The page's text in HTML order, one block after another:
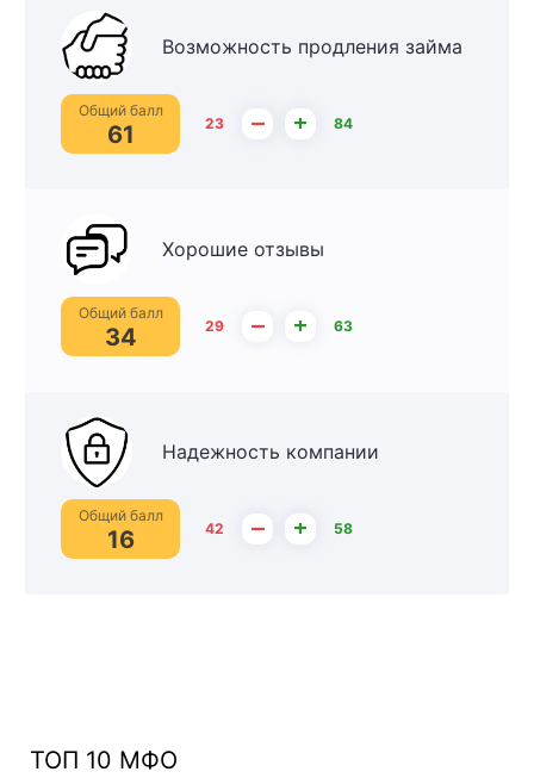
Возможность продления займа
Общий балл
61 23 – + 84
Хорошие отзывы
Общий балл
34 29 – + 63
Надежность компании
Общий балл
16 42 – + 58
ТОП 10 МФО